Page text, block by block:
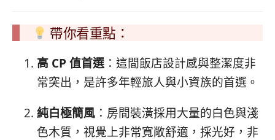
帶你看重點：
高 CP 值首選 ：這間飯店設計感與整潔度非
常突出，是許多年輕旅人與小資族的首選。
純白極簡風 ：房間裝潢採用大量的白色與淺
色木質，視覺上非常寬敞舒適，採光好，非